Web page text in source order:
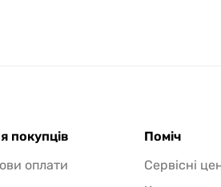
покупців
оплати
Поміч
Сервісні